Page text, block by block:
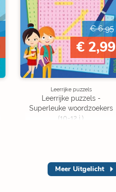
€ 6,95
€ 2,99
Leerrijke puzzels
Leerrijke puzzels -
Superleuke woordzoekers
(10-12 j.)
Meer Uitgelicht